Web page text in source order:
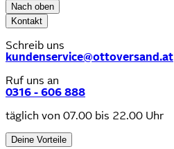
Nach oben
Kontakt
Schreib uns
kundenservice@ottoversand.at
Ruf uns an
0316 - 606 888
täglich von 07.00 bis 22.00 Uhr
Deine Vorteile